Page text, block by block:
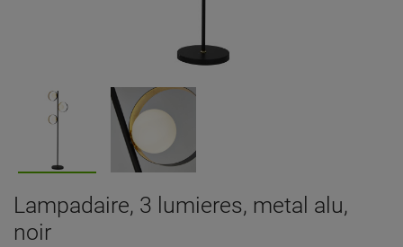
Lampadaire, 3 lumieres, metal alu,
noir